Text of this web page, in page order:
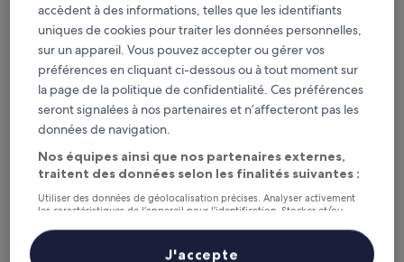
Swastik Inn
Swastik Inn
Hébergement
2.0 étoiles
À 3,2 km de : Aéroport de Gwalior (GWL)
nouveau
prix
16 €
taxes et frais compris
17 août - 18 août
Taj Usha Kiran Palace, Gwalior
accèdent à des informations, telles que les identifiants
uniques de cookies pour traiter les données personnelles,
sur un appareil. Vous pouvez accepter ou gérer vos
préférences en cliquant ci-dessous ou à tout moment sur
la page de la politique de confidentialité. Ces préférences
seront signalées à nos partenaires et n’affecteront pas les
données de navigation.
Nos équipes ainsi que nos partenaires externes,
traitent des données selon les finalités suivantes :
Utiliser des données de géolocalisation précises. Analyser activement
les caractéristiques de l’appareil pour l’identification. Stocker et/ou
personnalisés, mesure de performance des publicités et du contenu,
études d’audience et développement de services.
J'accepte